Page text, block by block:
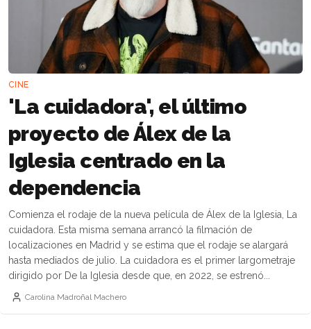
CINE
'La cuidadora', el último
proyecto de Álex de la
Iglesia centrado en la
dependencia
Comienza el rodaje de la nueva película de Álex de la Iglesia, La
cuidadora. Esta misma semana arrancó la filmación de
localizaciones en Madrid y se estima que el rodaje se alargará
hasta mediados de julio. La cuidadora es el primer largometraje
dirigido por De la Iglesia desde que, en 2022, se estrenó...
Carolina Madroñal Machero